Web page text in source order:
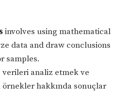
involves using mathematical
data and draw conclusions
samples.
analiz etmek ve
hakkında sonuçlar